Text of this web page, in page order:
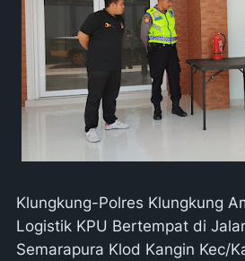
Klungkung-Polres Klungkung
Logistik KPU Bertempat di
Semarapura Klod Kangin Kec/